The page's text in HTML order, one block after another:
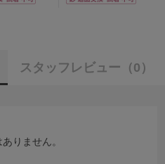
スタッフレビュー （0）
りません。